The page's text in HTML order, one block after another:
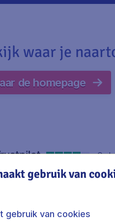
waar je
de homepage
Op
gebruik van
gebruik van cookies